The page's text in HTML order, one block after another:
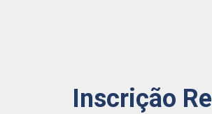
Inscrição